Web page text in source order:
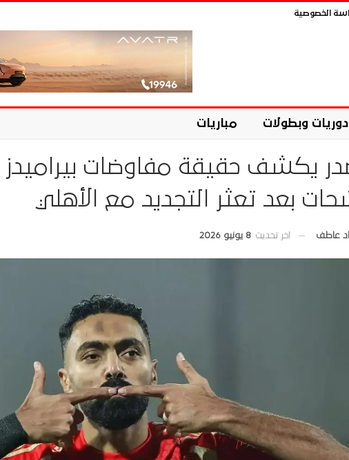
الخصوصية
دوريات وبطولات مباريات
يكشف حقيقة مفاوضات
بعد تعثر التجديد مع الأهلي
عاطف اخر تحديث 8 يونيو 2026